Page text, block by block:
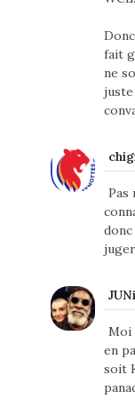
fait
ne
juste
Pas
Moi
en
soit